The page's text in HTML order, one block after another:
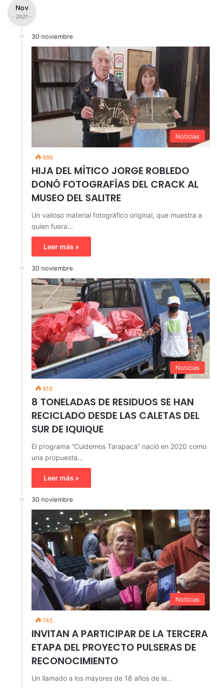
Nov
- 2021 -
30 noviembre
Noticias
886
HIJA DEL MÍTICO JORGE ROBLEDO
DONÓ FOTOGRAFÍAS DEL CRACK AL
MUSEO DEL SALITRE
Un valioso material fotográfico original, que muestra a
quien fuera…
Leer más »
30 noviembre
Noticias
818
8 TONELADAS DE RESIDUOS SE HAN
RECICLADO DESDE LAS CALETAS DEL
SUR DE IQUIQUE
El programa “Cuidemos Tarapacá” nació en 2020 como
una propuesta…
Leer más »
30 noviembre
Noticias
745
INVITAN A PARTICIPAR DE LA TERCERA
ETAPA DEL PROYECTO PULSERAS DE
RECONOCIMIENTO
Un llamado a los mayores de 18 años de la…